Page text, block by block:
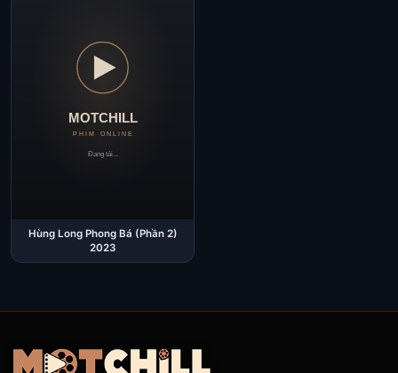
Hùng Long Phong Bá (Phần 2)
2023